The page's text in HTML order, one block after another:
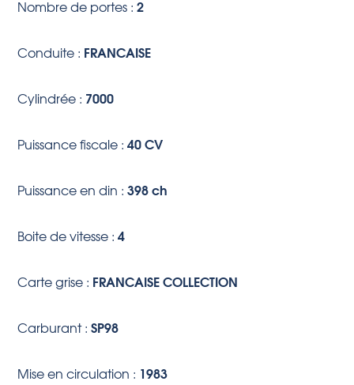
Nombre de portes :2
Conduite : FRANCAISE
Cylindrée : 7000
Puissance fiscale :40 CV
Puissance en din :398 ch
Boite de vitesse :4
Carte grise : FRANCAISE COLLECTION
Carburant :SP98
Mise en circulation : 1983